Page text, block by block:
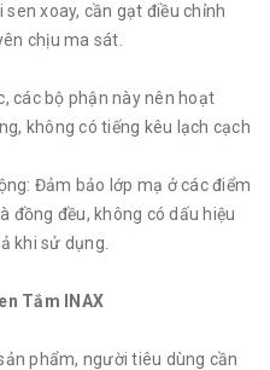
xoay, cần gạt điều chỉnh
chịu ma sát.
các bộ phận này nên hoạt
không có tiếng kêu lạch cạch
Đảm bảo lớp mạ ở các điểm
đồng đều, không có dấu hiệu
khi sử dụng.
Tắm INAX
phẩm, người tiêu dùng cần